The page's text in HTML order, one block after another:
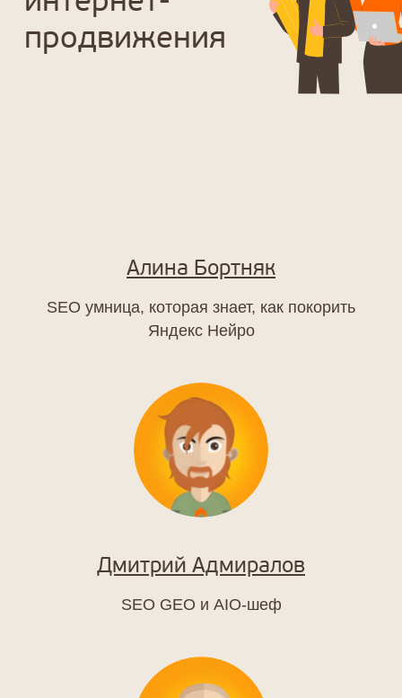
Алина Бортняк
SEO умница, которая знает, как покорить
Яндекс Нейро
Дмитрий Адмиралов
SEO GEO и AIO-шеф
еще больше